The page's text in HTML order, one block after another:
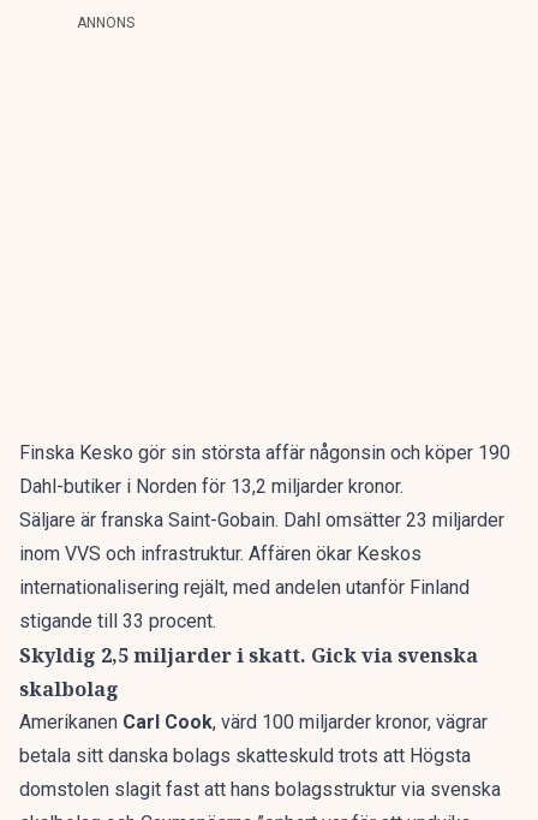
ANNONS
Finska Kesko gör sin största affär någonsin och köper 190
Dahl-butiker i Norden för 13,2 miljarder kronor.
Säljare är franska Saint-Gobain. Dahl omsätter 23 miljarder
inom VVS och infrastruktur. Affären ökar Keskos
internationalisering rejält, med andelen utanför Finland
stigande till 33 procent.
Skyldig 2,5 miljarder i skatt. Gick via svenska
skalbolag
Amerikanen Carl Cook, värd 100 miljarder kronor, vägrar
betala sitt danska bolags skatteskuld trots att Högsta
domstolen slagit fast att hans bolagsstruktur via svenska